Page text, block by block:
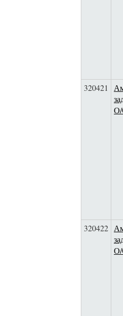
320421
О/
320422
О/